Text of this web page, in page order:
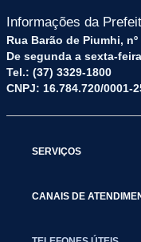
Informações da
Rua Barão de Piumhi,
De segunda a sexta-
Tel.: (37) 3329-1800
CNPJ: 16.784.720/0001-
SERVIÇOS
CANAIS DE